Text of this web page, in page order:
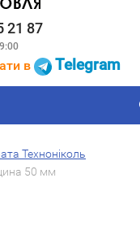
21 87
в Telegram
Техноніколь
50 мм